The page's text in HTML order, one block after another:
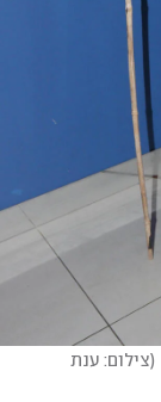
(